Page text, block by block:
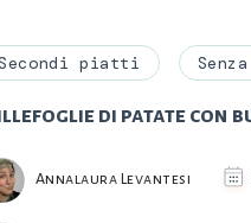
piatti
di patate con
Annalaura Levantesi